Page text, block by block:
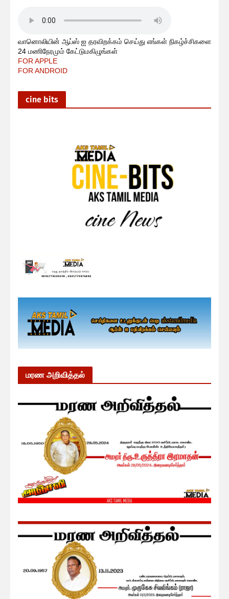
வானொலியின் ஆப்ஸ் ஐ தரவிறக்கம் செய்து எங்கள் நிகழ்ச்சிகளை
24 மணிநேரமும் கேட்டுமகிழுங்கள்
FOR APPLE
FOR ANDROID
cine bits
மரண அறிவித்தல்